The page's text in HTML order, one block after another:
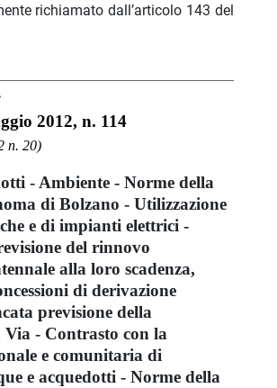
richiamato dall’articolo 143 del
2012, n. 114
n. 20)
- Ambiente - Norme della
di Bolzano - Utilizzazione
e di impianti elettrici -
del rinnovo
alla loro scadenza,
di derivazione
previsione della
Via - Contrasto con la
e comunitaria di
e acquedotti - Norme della